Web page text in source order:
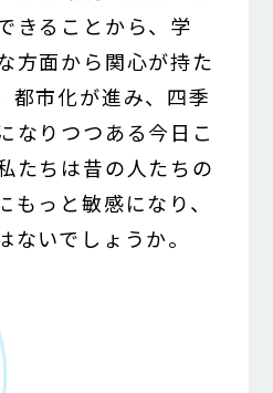
きることから、学
方面から関心が持た
都市化が進み、四季
なりつつある今日こ
たちは昔の人たちの
もっと敏感になり、
いでしょうか。